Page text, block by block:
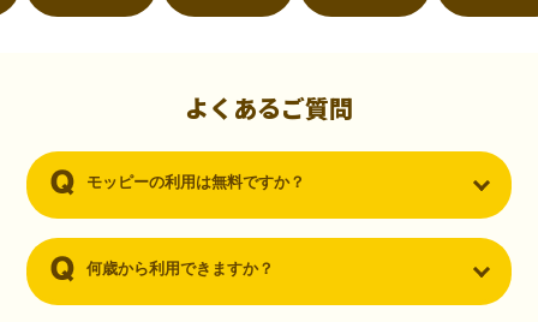
（30代・男性）
ーを知りました。クレジットカードを発行するだけでポイントが貯ま
るならと無料登録して、クレジットカードの発行やアプリダウンロー
よくあるご質問
モッピーの利用は無料ですか？
何歳から利用できますか？